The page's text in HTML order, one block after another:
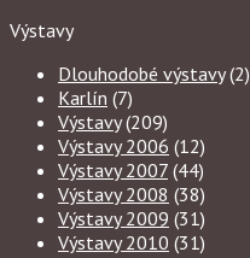
Výstavy
Dlouhodobé výstavy(2)
Karlín (7)
Výstavy(209)
Výstavy 2006 (12)
Výstavy 2007 (44)
Výstavy 2008 (38)
Výstavy 2009 (31)
Výstavy 2010 (31)